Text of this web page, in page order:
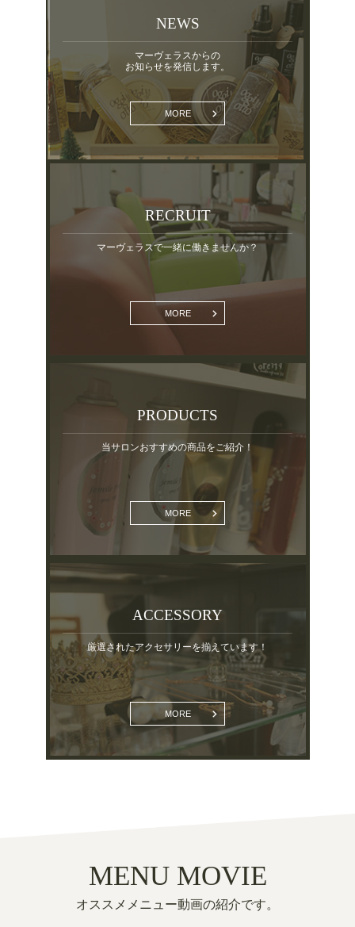
NEWS
マーヴェラスからの
お知らせを発信します。
MORE
RECRUIT
マーヴェラスで一緒に働きませんか？
MORE
PRODUCTS
当サロンおすすめの商品をご紹介！
MORE
ACCESSORY
厳選されたアクセサリーを揃えています！
MORE
MENU MOVIE
オススメメニュー動画の紹介です。